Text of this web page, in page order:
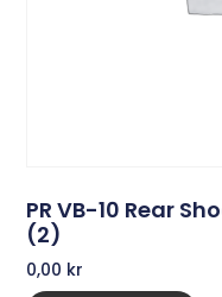
PR VB-10 Rear
(2)
0,00 kr